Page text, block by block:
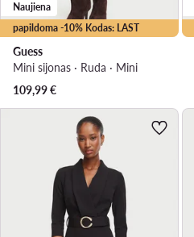
papildoma -10% Kodas: LAST
Naujiena
Guess
Mini sijonas · Ruda · Mini
109,99€